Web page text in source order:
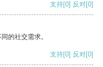
支持[0] 反对[0]
的社交需求。
支持[0] 反对[0]